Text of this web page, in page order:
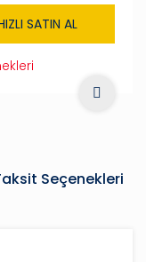
SATIN AL
Seçenekleri